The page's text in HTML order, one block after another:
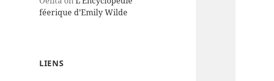
féerique d’Emily Wilde
LIENS